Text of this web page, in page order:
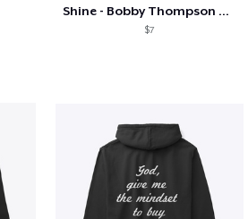
Shine - Bobby Thompson Band Merch
$7